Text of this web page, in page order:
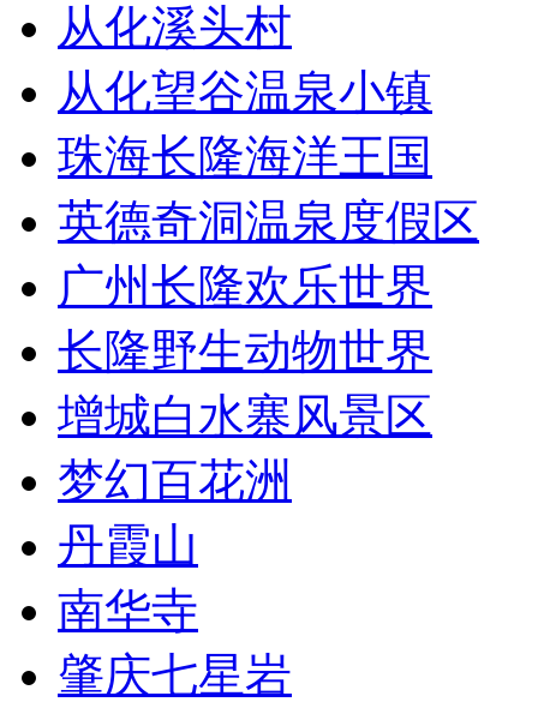
从化溪头村
从化望谷温泉小镇
珠海长隆海洋王国
英德奇洞温泉度假区
广州长隆欢乐世界
长隆野生动物世界
增城白水寨风景区
梦幻百花洲
丹霞山
南华寺
肇庆七星岩